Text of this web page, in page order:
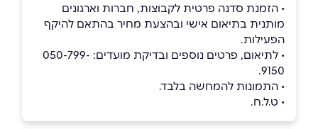
• הזמנת סדנה פרטית לקבוצות, חברות וארגונים
מותנית בתיאום אישי ובהצעת מחיר בהתאם להיקף
הפעילות.
• לתיאום, פרטים נוספים ובדיקת מועדים: 050-799-
9150.
• התמונות להמחשה בלבד.
• ט.ל.ח.